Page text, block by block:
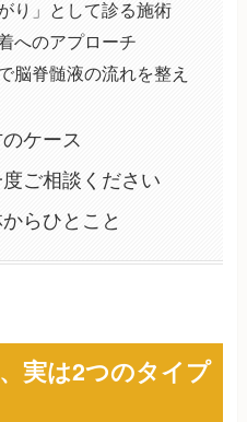
り」として診る施術
へのアプローチ
脳脊髄液の流れを整え
ケース
ご相談ください
らひとこと
実は2つのタイプ